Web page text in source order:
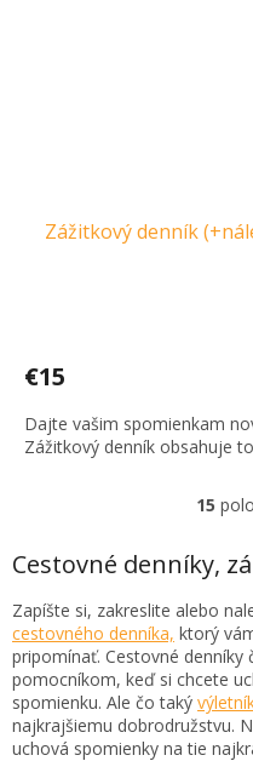
Zážitkový denník
€15
Dajte vašim spomienkam
Zážitkový denník obsahuje
15
Cestovné denníky,
Zapíšte si, zakreslite alebo
cestovného denníka, ktorý
pripomínať. Cestovné denníky
pomocníkom, keď si chcete
spomienku. Ale čo taký
najkrajšiemu dobrodružstvu.
uchová spomienky na tie